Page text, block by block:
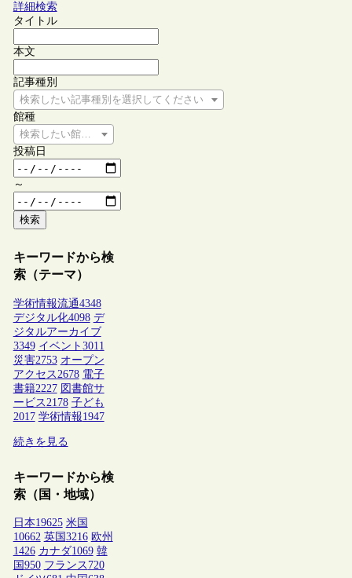
詳細検索
タイトル
本文
記事種別
検索したい記事種別を選択してください
館種
検索したい館種を選択してください
投稿日
～
検索
キーワードから検
索（テーマ）
学術情報流通4348
デジタル化4098 デ
ジタルアーカイブ
3349 イベント 3011
災害2753 オープン
アクセス 2678 電子
書籍2227 図書館サ
ービス 2178 子ども
2017 学術情報1947
続きを見る
キーワードから検
索（国・地域）
日本19625 米国
10662 英国 3216 欧州
1426 カナダ1069 韓
国 950 フランス 720